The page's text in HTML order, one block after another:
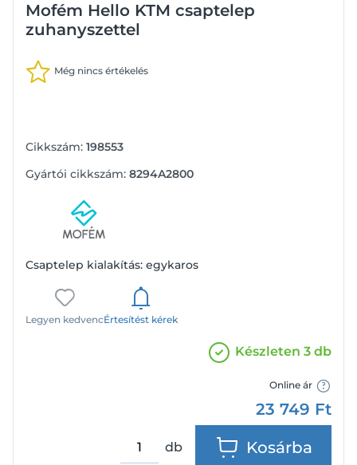
Mofém Hello KTM csaptelep
zuhanyszettel
Még nincs értékelés
Cikkszám: 198553
Gyártói cikkszám: 8294A2800
Csaptelep kialakítás: egykaros
Legyen kedvencÉrtesítést kérek
Készleten 3 db
Online ár
23 749 Ft
db Kosárba